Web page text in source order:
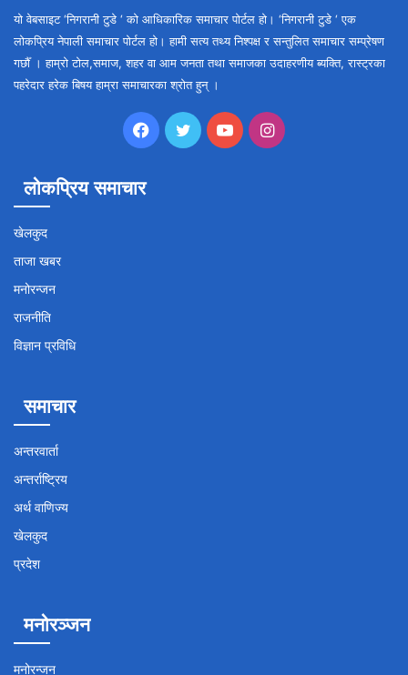
यो वेबसाइट ‘निगरानी टुडे ‘ को आधिकारिक समाचार पोर्टल हो। ‘निगरानी टुडे ‘ एक
लोकप्रिय नेपाली समाचार पोर्टल हो। हामी सत्य तथ्य निश्पक्ष र सन्तुलित समाचार सम्प्रेषण
गर्छौँ । हाम्रो टोल,समाज, शहर वा आम जनता तथा समाजका उदाहरणीय ब्यक्ति, रास्ट्रका
पहरेदार हरेक बिषय हाम्रा समाचारका श्रोत हुन् ।
Facebook
TwitterYouTubeInstagram
लोकप्रिय समाचार
खेलकुद
ताजा खबर
मनोरन्जन
राजनीति
विज्ञान प्रविधि
समाचार
अन्तरवार्ता
अन्तर्राष्ट्रिय
अर्थ वाणिज्य
खेलकुद
प्रदेश
मनोरञ्जन
मनोरन्जन